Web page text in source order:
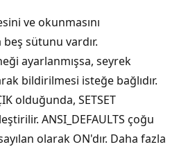
ve okunmasını
sütunu vardır.
ayarlanmışsa, seyrek
bildirilmesi isteğe bağlıdır.
olduğunda, SETSET
ANSI_DEFAULTS çoğu
olarak ON'dır. Daha fazla